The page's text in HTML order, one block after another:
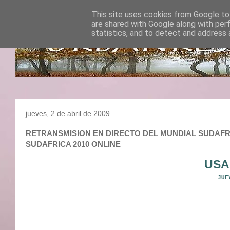
jueves, 2 de abril de 2009
RETRANSMISION EN DIRECTO DEL MUNDIAL
SUDAFRICA 2010 ONLINE
This site uses cookies from Google
are shared with Google along with
statistics, and to detect and address